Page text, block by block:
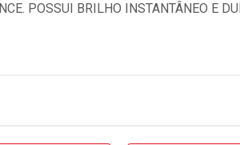
POSSUI BRILHO INSTANTÂNEO E